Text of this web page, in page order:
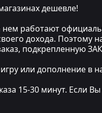
дешевле!
работают
дохода.
подкрепленную
или дополнение в
15-30 минут. Если